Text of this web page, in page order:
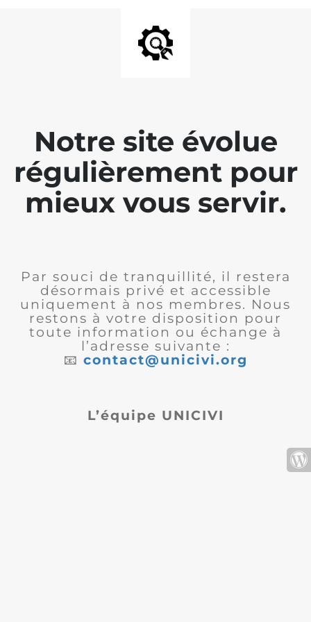
Notre site évolue
régulièrement pour
mieux vous servir.
Par souci de tranquillité, il restera
désormais privé et accessible
uniquement à nos membres. Nous
restons à votre disposition pour
toute information ou échange à
l’adresse suivante :
📧 contact@unicivi.org
L’équipe UNICIVI